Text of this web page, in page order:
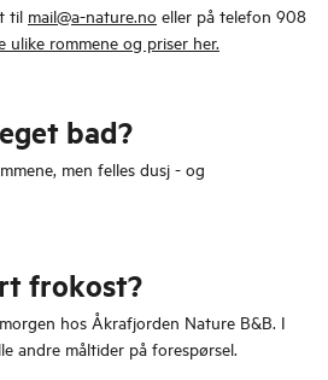
til mail@a-nature.no eller på telefon 908
ulike rommene og priser her.
bad?
men felles dusj - og
frokost?
hos Åkrafjorden Nature B&B. I
andre måltider på forespørsel.